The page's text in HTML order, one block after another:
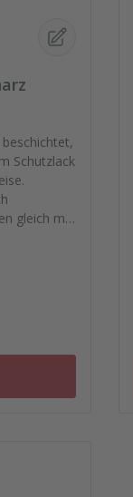
Schutzlack
gleich mit.